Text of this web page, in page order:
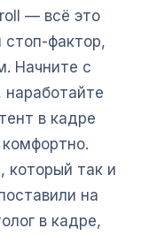
— всё это
фактор,
Начните с
в кадре
который так и
на
в кадре,